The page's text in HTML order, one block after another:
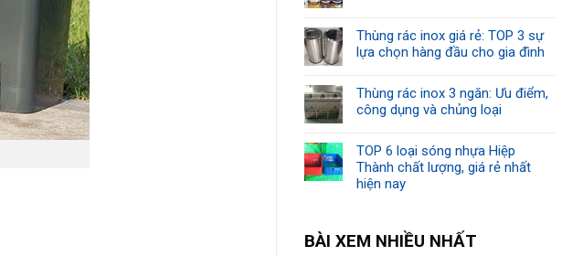
Thùng rác inox giá rẻ: TOP 3 sự
lựa chọn hàng đầu cho gia đình
Thùng rác inox 3 ngăn: Ưu điểm,
công dụng và chủng loại
TOP 6 loại sóng nhựa Hiệp
Thành chất lượng, giá rẻ nhất
hiện nay
BÀI XEM NHIỀU NHẤT